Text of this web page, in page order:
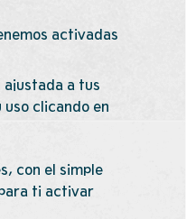
activadas
ajustada a tus
clicando en
con el simple
ti activar